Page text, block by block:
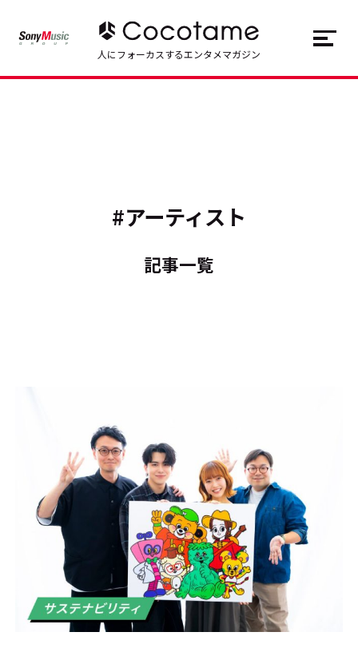
#サステナブルな取り組み #スタッフが語る
#リクルート
運営会社 プライバシーポリシー
本サイトご利用にあたって Cookie Settings
JP EN
人にフォーカスするエンタメマガジン
#アーティスト
記事一覧